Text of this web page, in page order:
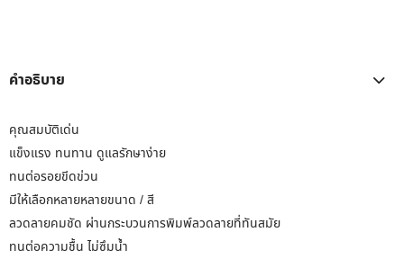
คำอธิบาย
คุณสมบัติเด่น
แข็งแรง ทนทาน ดูแลรักษาง่าย
ทนต่อรอยขีดข่วน
มีให้เลือกหลายหลายขนาด / สี
ลวดลายคมชัด ผ่านกระบวนการพิมพ์ลวดลายที่ทันสมัย
ทนต่อความชื้น ไม่ซึมน้ำ